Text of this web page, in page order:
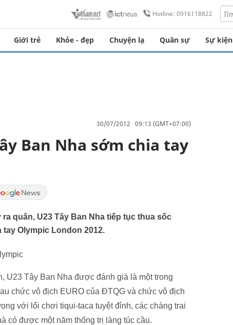
Hotline: 0916118822
Giới trẻ Khỏe - đẹp Chuyện lạ Quân sự Sự kiện
30/07/2012 09:13 (GMT+07:00)
Ban Nha sớm chia tay
quân, U23 Tây Ban Nha tiếp tục thua sốc
Olympic London 2012.
U23 Tây Ban Nha được đánh giá là một trong
chức vô địch EURO của ĐTQG và chức vô địch
với lối chơi tiqui-taca tuyệt đỉnh, các chàng trai
có được một năm thống trị làng túc cầu.